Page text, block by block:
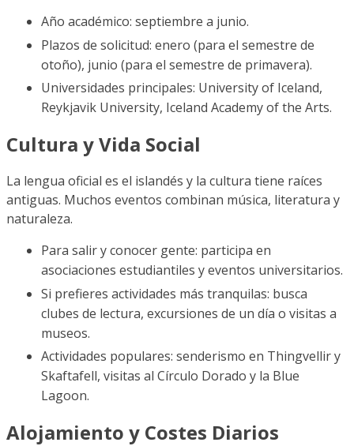
Año académico: septiembre a junio.
Plazos de solicitud: enero (para el semestre de
otoño), junio (para el semestre de primavera).
Universidades principales: University of Iceland,
Reykjavik University, Iceland Academy of the Arts.
Cultura y Vida Social
La lengua oficial es el islandés y la cultura tiene raíces
antiguas. Muchos eventos combinan música, literatura y
naturaleza.
Para salir y conocer gente: participa en
asociaciones estudiantiles y eventos universitarios.
Si prefieres actividades más tranquilas: busca
clubes de lectura, excursiones de un día o visitas a
museos.
Actividades populares: senderismo en Thingvellir y
Skaftafell, visitas al Círculo Dorado y la Blue
Lagoon.
Alojamiento y Costes Diarios